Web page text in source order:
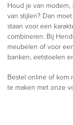
Houd je van
van stijlen? Dan
staan voor een
combineren. Bij
meubelen of voor
banken, eetstoelen
Bestel online of kom
te maken met onze